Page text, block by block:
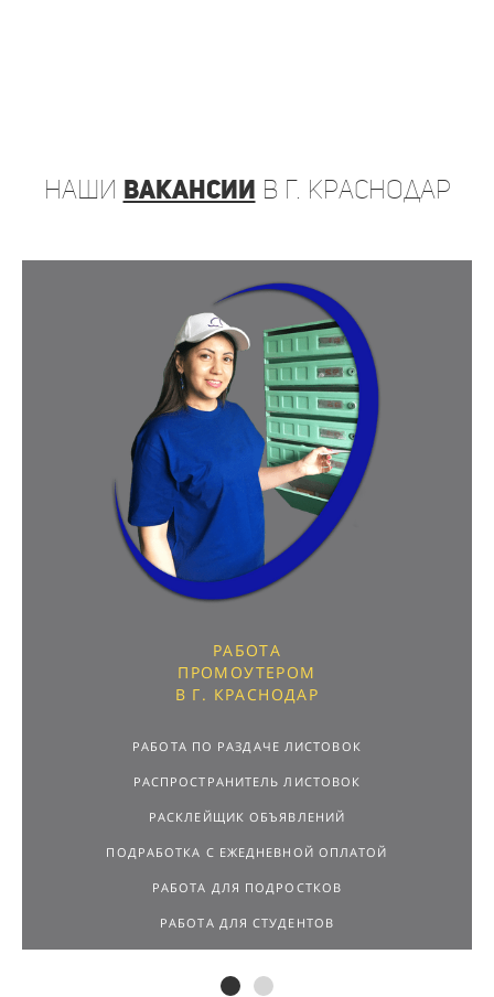
наши вакансии в г. Краснодар
РАБОТА
ПРОМОУТЕРОМ
В Г. КРАСНОДАР
РАБОТА ПО РАЗДАЧЕ ЛИСТОВОК
РАСПРОСТРАНИТЕЛЬ ЛИСТОВОК
РАСКЛЕЙЩИК ОБЪЯВЛЕНИЙ
ПОДРАБОТКА С ЕЖЕДНЕВНОЙ ОПЛАТОЙ
РАБОТА ДЛЯ ПОДРОСТКОВ
РАБОТА ДЛЯ СТУДЕНТОВ